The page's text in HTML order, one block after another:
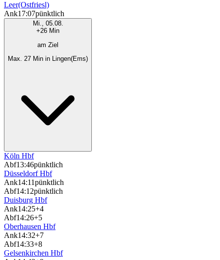
Leer(Ostfriesl)
Ank17:07pünktlich
Mi., 05.08.
+26 Min
am Ziel
Max. 27 Min in Lingen(Ems)
Köln Hbf
Abf13:46pünktlich
Düsseldorf Hbf
Ank14:11pünktlich
Abf14:12pünktlich
Duisburg Hbf
Ank14:25+4
Abf14:26+5
Oberhausen Hbf
Ank14:32+7
Abf14:33+8
Gelsenkirchen Hbf